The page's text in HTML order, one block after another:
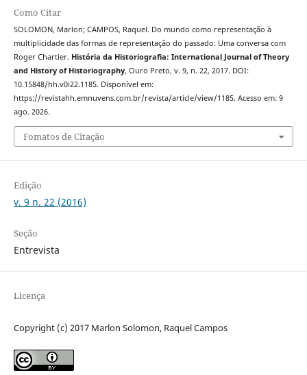
Como Citar
SOLOMON, Marlon; CAMPOS, Raquel. Do mundo como representação à
multiplicidade das formas de representação do passado: Uma conversa com
Roger Chartier. História da Historiografia: International Journal of Theory
and History of Historiography, Ouro Preto, v. 9, n. 22, 2017. DOI:
10.15848/hh.v0i22.1185. Disponível em:
https://revistahh.emnuvens.com.br/revista/article/view/1185. Acesso em: 9
ago. 2026.
Fomatos de Citação
Edição
v. 9 n. 22 (2016)
Seção
Entrevista
Licença
Copyright (c) 2017 Marlon Solomon, Raquel Campos